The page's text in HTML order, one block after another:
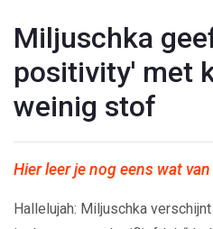
Miljuschka
positivity' met
weinig stof
Hier leer je nog eens wat van
Hallelujah: Miljuschka